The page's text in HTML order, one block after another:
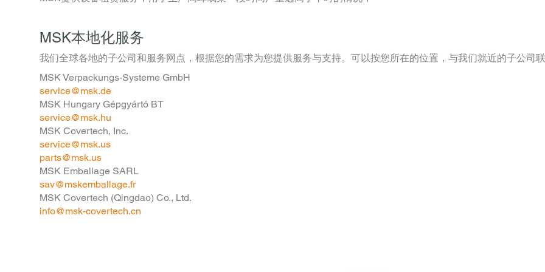
MSK本地化服务
我们全球各地的子公司和服务网点，根据您的需求为您提供服务与支持。可以按您所在的位置，与我们就近的子公司
MSK Verpackungs-Systeme GmbH
service@msk.de
MSK Hungary Gépgyártó BT
service@msk.hu
MSK Covertech, Inc.
service@msk.us
parts@msk.us
MSK Emballage SARL
sav@mskemballage.fr
MSK Covertech (Qingdao) Co., Ltd.
info@msk-covertech.cn